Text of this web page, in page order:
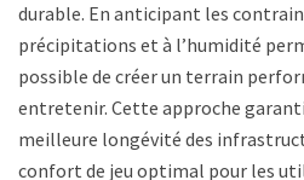
durable. En anticipant les
précipitations et à l’humidité
possible de créer un terrain
entretenir. Cette approche
meilleure longévité des
confort de jeu optimal pour les